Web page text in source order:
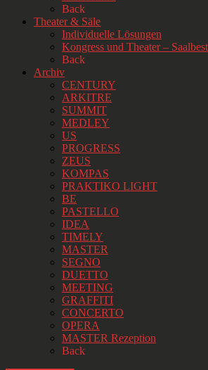
Back
Theater & Säle
Individuelle Lösungen
Kongress und Theater –
Back
Archiv
CENTURY
ARKITRE
SUMMIT
MEDLEY
US
PROGRESS
ZEUS
KOMPAS
PRAKTIKO LIGHT
BE
PASTELLO
IDEA
TIMELY
MASTER
SEGNO
DUETTO
MEETING
GRAFFITI
CONCERTO
OPERA
MASTER Rezeption
Back